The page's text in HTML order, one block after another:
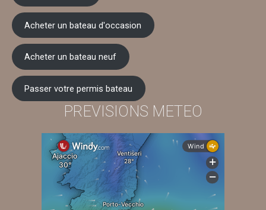
Acheter un bateau d'occasion
Acheter un bateau neuf
Passer votre permis bateau
PREVISIONS METEO